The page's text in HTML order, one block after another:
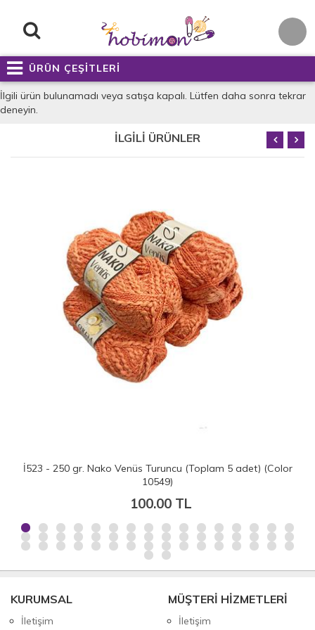
ÜRÜN ÇEŞİTLERİ
İlgili ürün bulunamadı veya satışa kapalı. Lütfen daha sonra tekrar
deneyin.
İLGİLİ ÜRÜNLER
İ523 - 250 gr. Nako Venüs Turuncu (Toplam 5 adet) (Color
10549)
100.00 TL
KURUMSAL
İletişim
MÜŞTERİ HİZMETLERİ
İletişim